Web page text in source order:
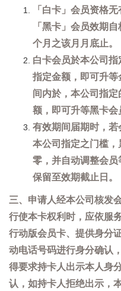
「白卡」会员资格
「黑卡」会员效期
个月之该月月底止。
白卡会员於本公司
指定金额，即可升
间内於，本公司指
额，即可升等黑卡会
有效期间届期时，
本公司指定之门槛，
零，并自动调整会
保留至效期截止日。
三、申请人经本公司核发
行使本卡权利时，应依服
行动版会员卡、提供身分
动电话号码进行身分确认
得要求持卡人出示本人身
认，如持卡人拒绝出示，